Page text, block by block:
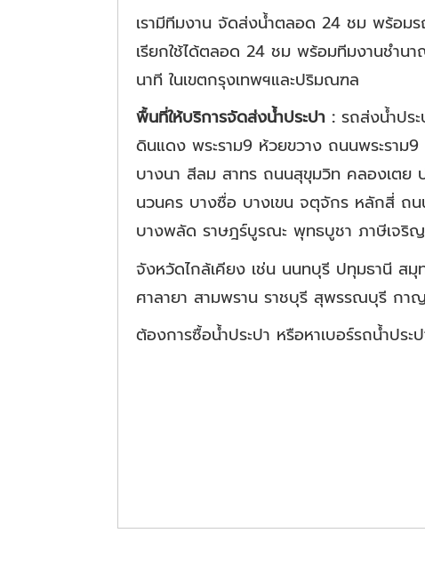
เรามีทีมงาน จัดส่งน้ำตลอด 24 ชม พร้อมร
เรียกใช้ได้ตลอด 24 ชม พร้อมทีมงานชำน
นาที ในเขตกรุงเทพฯและปริมณฑล
พื้นที่ให้บริการจัดส่งน้ำประปา : รถส่งน้ำปร
ดินแดง พระราม9 ห้วยขวาง ถนนพระราม
บางนา สีลม สาทร ถนนสุขุมวิท คลองเตย
นวนคร บางซื่อ บางเขน จตุจักร หลักสี่ ถ
บางพลัด ราษฎร์บูรณะ พุทธบูชา ภาษีเจริ
จังหวัดไกล้เคียง เช่น นนทบุรี ปทุมธานี ส
ศาลายา สามพราน ราชบุรี สุพรรณบุรี กา
ต้องการซื้อน้ำประปา หรือหาเบอร์รถน้ำปร